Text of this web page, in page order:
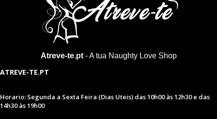
Atreve-te.pt- A tua Naughty Love Shop
ATREVE-TE.PT
Horario: Segunda a Sexta Feira (Dias Uteis) das 10h00 às 12h30 e das
14h30 às 19h00